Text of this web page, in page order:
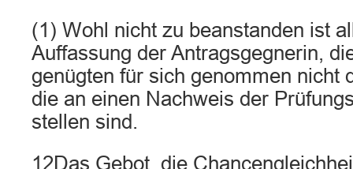
(1) Wohl nicht zu beanstanden ist
Auffassung der Antragsgegnerin,
genügten für sich genommen nicht
die an einen Nachweis der
stellen sind.
12Das Gebot, die